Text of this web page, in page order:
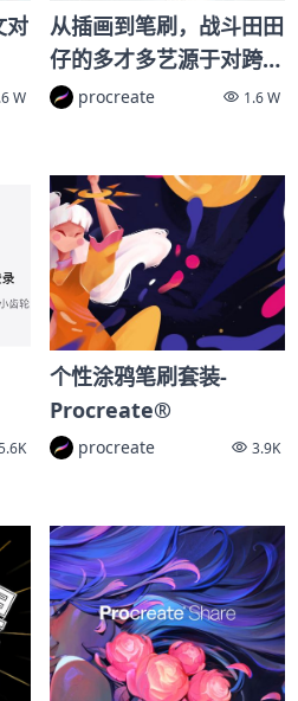
对
W
从插画到笔刷，战斗田田
仔的多才多艺源于对跨媒
介创作的热爱。
procreate 1.6 W
个性涂鸦笔刷套装-
Procreate®
procreate 3.9K